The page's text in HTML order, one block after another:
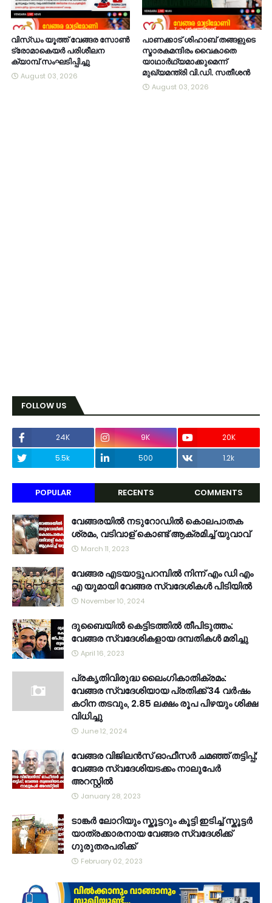
വിസ്ഡം യൂത്ത് വേങ്ങര സോൺ
ട്രോമാകെയർ പരിശീലന
ക്യാമ്പ് സംഘടിപ്പിച്ചു
August 03, 2026
പാണക്കാട് ശിഹാബ് തങ്ങളുടെ
സ്മാരകമന്ദിരം വൈകാതെ
യാഥാർഥ്യമാക്കുമെന്ന്
മുഖ്യമന്ത്രി വി.ഡി. സതീശൻ
August 03, 2026
FOLLOW US
24K 9K
20K
5.5k
500 1.2k
POPULAR RECENTS COMMENTS
വേങ്ങരയിൽ നടുറോഡിൽ കൊലപാതക
ശ്രമം, വടിവാള് കൊണ്ട് ആക്രമിച്ച് യുവാവ്
March 11, 2023
വേങ്ങര എടയാട്ടുപറമ്പിൽ നിന്ന് എം ഡി എം
എ യുമായി വേങ്ങര സ്വദേശികൾ പിടിയിൽ
November 10, 2024
ദുബൈയിൽ കെട്ടിടത്തിൽ തീപിടുത്തം:
വേങ്ങര സ്വദേശികളായ ദമ്പതികൾ മരിച്ചു
April 16, 2023
പ്രകൃതിവിരുദ്ധ ലൈംഗികാതിക്രമം:
വേങ്ങര സ്വദേശിയായ പ്രതിക്ക് 34 വര്‍ഷം
കഠിന തടവും, 2.85 ലക്ഷം രൂപ പിഴയും ശിക്ഷ
വിധിച്ചു
June 12, 2024
വേങ്ങര വിജിലൻസ് ഓഫീസർ ചമഞ്ഞ് തട്ടിപ്പ്;
വേങ്ങര സ്വദേശിയടക്കം നാലുപേർ
അറസ്റ്റിൽ
January 28, 2023
ടാങ്കർ ലോറിയും സ്കൂട്ടറും കൂട്ടി ഇടിച്ച് സ്കൂട്ടർ
യാത്രക്കാരനായ വേങ്ങര സ്വദേശിക്ക്
ഗുരുതരപരിക്ക്
February 02, 2023